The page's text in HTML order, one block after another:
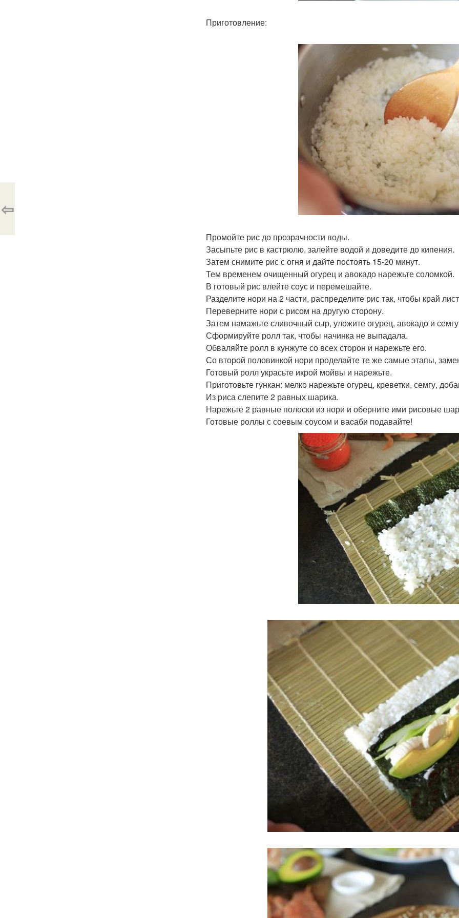
Приготовление:
Промойте рис до прозрачности воды.
Засыпьте рис в кастрюлю, залейте водой и доведите до кипения.
Затем снимите рис с огня и дайте постоять 15-20 минут.
Тем временем очищенный огурец и авокадо нарежьте соломкой.
В готовый рис влейте соус и перемешайте.
Разделите нори на 2 части, распределите рис так, чтобы край
Переверните нори с рисом на другую сторону.
Затем намажьте сливочный сыр, уложите огурец, авокадо и
Сформируйте ролл так, чтобы начинка не выпадала.
Обваляйте ролл в кунжуте со всех сторон и нарежьте его.
Со второй половинкой нори проделайте те же самые этапы,
Готовый ролл украсьте икрой мойвы и нарежьте.
Приготовьте гункан: мелко нарежьте огурец, креветки, семгу,
Из риса слепите 2 равных шарика.
Нарежьте 2 равные полоски из нори и оберните ими рисовые
Готовые роллы с соевым соусом и ваcаби подавайте!
⇦